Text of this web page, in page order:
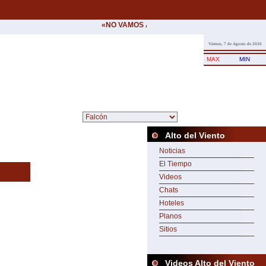
«NO VAMOS A CEDER NUNCA AL CHANTAJE
Viernes, 7 de Agosto de 2026
MAX MIN
Alto del Viento
Noticias
El Tiempo
Videos
Chats
Hoteles
Planos
Sitios
Videos Alto del Viento